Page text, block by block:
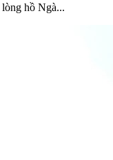
hồ Ngà...